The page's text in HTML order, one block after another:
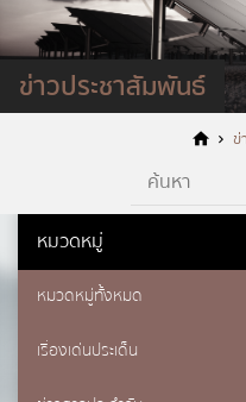
ข่าวประชาสัมพันธ์
หมวดหมู่
หมวดหมู่ทั้งหมด
เรื่องเด่นประเด็น